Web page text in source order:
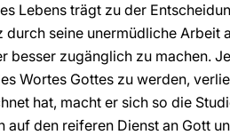
Lebens trägt zu der
durch seine unermüdliche
besser zugänglich zu machen.
Wortes Gottes zu werden,
hat, macht er sich so die
auf den reiferen Dienst an Gott